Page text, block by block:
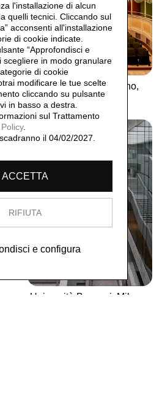
-
Teatro Gerolamo, Milano,
2017
Università Bocconi, Milano
l'installazione di alcun
quelli tecnici. Cliccando sul
acconsenti all'installazione
di cookie indicate.
“Approfondisci e
scegliere in modo granulare
di cookie
modificare le tue scelte
cliccando su pulsante
in basso a destra.
sul Trattamento
.
il 04/02/2027.
ACCETTA
RIFIUTA
e configura